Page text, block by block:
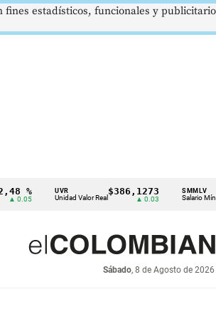
UVR
Unidad Valor Real
$386,1273
▲ 0.03
SMMLV
Salario Mínimo
Sábado, 8 de Agosto de 2026
estadísticos, funcionales y